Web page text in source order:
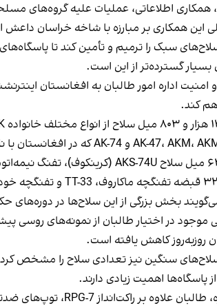
همکاری اطلاعاتی، عملیات علیه گروه‌های
این همکاری بر مبارزه با شاخه خراسان
سبک را ترمیم و تأمین کند تا
گسترده‌تر از این است.
اداره امور طالبان به افغانستان
کند.
بخش بزرگی از این سلاح‌ها در
موجود در اختیار طالبان از نمونه‌های
روزبه‌روز کاهش یافته است.
پاسگاه‌ها اهمیت زیادی دارند.